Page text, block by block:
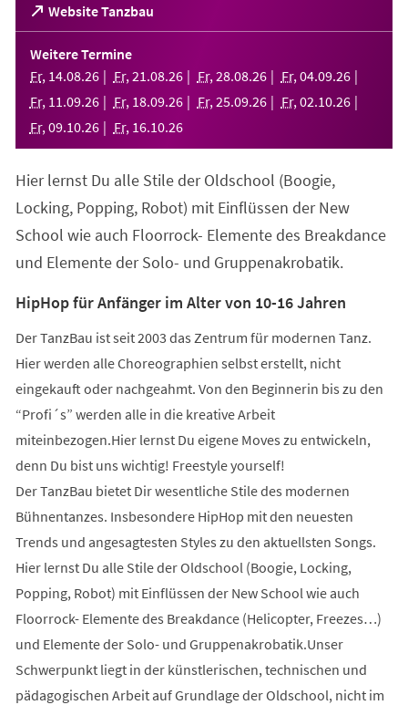
Website Tanzbau
(Öffnet
in
einem
neuen
Tab)
Weitere Termine
Fr, 14.08.26 Fr, 21 .08.26 Fr, 28.08.26 Fr, 04.09.26
Fr, 11 .09.26 Fr, 18.09.26 Fr, 25.09.26 Fr, 02.10.26
Fr, 09.10.26 Fr, 16.10.26
Hier lernst Du alle Stile der Oldschool (Boogie,
Locking, Popping, Robot) mit Einflüssen der New
School wie auch Floorrock- Elemente des Breakdance
und Elemente der Solo- und Gruppenakrobatik.
HipHop für Anfänger im Alter von 10-16 Jahren
Der TanzBau ist seit 2003 das Zentrum für modernen Tanz.
Hier werden alle Choreographien selbst erstellt, nicht
eingekauft oder nachgeahmt. Von den Beginnerin bis zu den
“Profi´s” werden alle in die kreative Arbeit
miteinbezogen.Hier lernst Du eigene Moves zu entwickeln,
denn Du bist uns wichtig! Freestyle yourself!
Der TanzBau bietet Dir wesentliche Stile des modernen
Bühnentanzes. Insbesondere HipHop mit den neuesten
Trends und angesagtesten Styles zu den aktuellsten Songs.
Hier lernst Du alle Stile der Oldschool (Boogie, Locking,
Popping, Robot) mit Einflüssen der New School wie auch
Floorrock- Elemente des Breakdance (Helicopter, Freezes…)
und Elemente der Solo- und Gruppenakrobatik.Unser
Schwerpunkt liegt in der künstlerischen, technischen und
pädagogischen Arbeit auf Grundlage der Oldschool, nicht im